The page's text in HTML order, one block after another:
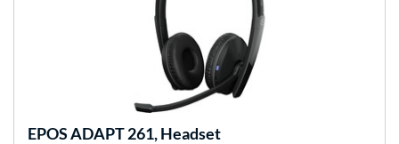
EPOSADAPT 261, Headset